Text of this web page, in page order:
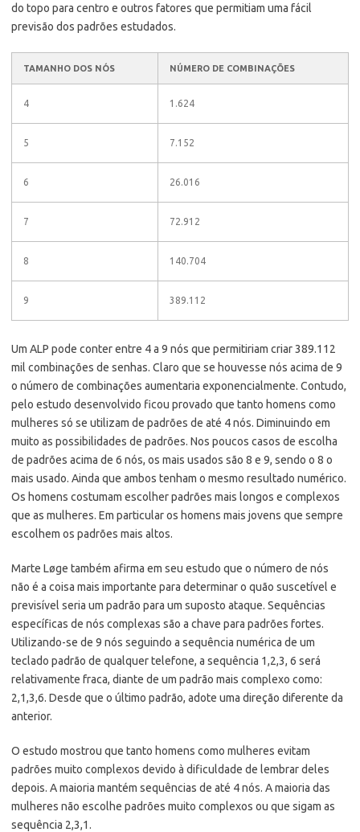
do topo para centro e outros fatores que permitiam uma fácil
previsão dos padrões estudados.
TAMANHO DOS NÓS NÚMERO DE COMBINAÇÕES
4 1.624
5 7.152
6 26.016
7 72.912
8 140.704
9 389.112
Um ALP pode conter entre 4 a 9 nós que permitiriam criar 389.112
mil combinações de senhas. Claro que se houvesse nós acima de 9
o número de combinações aumentaria exponencialmente. Contudo,
pelo estudo desenvolvido ficou provado que tanto homens como
mulheres só se utilizam de padrões de até 4 nós. Diminuindo em
muito as possibilidades de padrões. Nos poucos casos de escolha
de padrões acima de 6 nós, os mais usados são 8 e 9, sendo o 8 o
mais usado. Ainda que ambos tenham o mesmo resultado numérico.
Os homens costumam escolher padrões mais longos e complexos
que as mulheres. Em particular os homens mais jovens que sempre
escolhem os padrões mais altos.
Marte Løge também afirma em seu estudo que o número de nós
não é a coisa mais importante para determinar o quão suscetível e
previsível seria um padrão para um suposto ataque. Sequências
específicas de nós complexas são a chave para padrões fortes.
Utilizando-se de 9 nós seguindo a sequência numérica de um
teclado padrão de qualquer telefone, a sequência 1,2,3, 6 será
relativamente fraca, diante de um padrão mais complexo como:
2,1,3,6. Desde que o último padrão, adote uma direção diferente da
anterior.
O estudo mostrou que tanto homens como mulheres evitam
padrões muito complexos devido à dificuldade de lembrar deles
depois. A maioria mantém sequências de até 4 nós. A maioria das
mulheres não escolhe padrões muito complexos ou que sigam as
sequência 2,3,1.